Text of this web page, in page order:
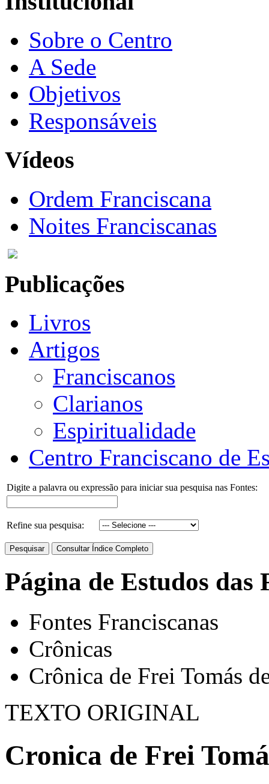
Sobre o Centro
A Sede
Objetivos
Responsáveis
Vídeos
Ordem Franciscana
Noites Franciscanas
Publicações
Livros
Artigos
Franciscanos
Clarianos
Espiritualidade
Centro Franciscano de
Digite a palavra ou expressão para iniciar sua pesquisa nas Fontes:
Refine sua pesquisa:
Página de Estudos das
Fontes Franciscanas
Crônicas
Crônica de Frei Tomás
TEXTO ORIGINAL
Cronica de Frei